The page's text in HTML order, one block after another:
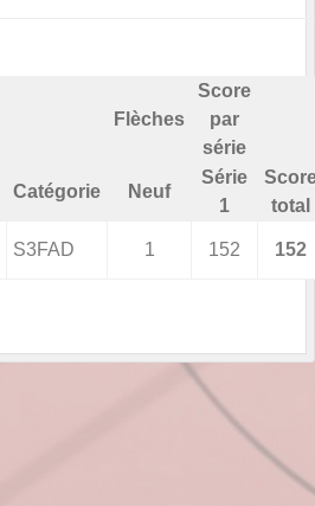
Flèches
Score
par
série
Catégorie Neuf
Série
1
total
S3FAD 1 152 152